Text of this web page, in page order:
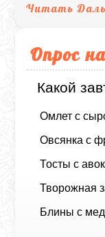
Читать
Опрос
Какой
Омлет с
Овсянка с
Тосты с
Творожная
Блины с